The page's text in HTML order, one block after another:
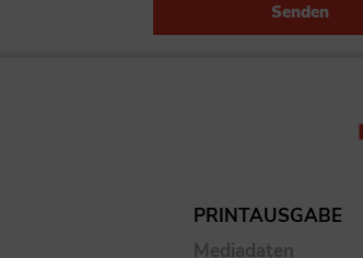
Senden
PRINTAUSGABE
Mediadaten